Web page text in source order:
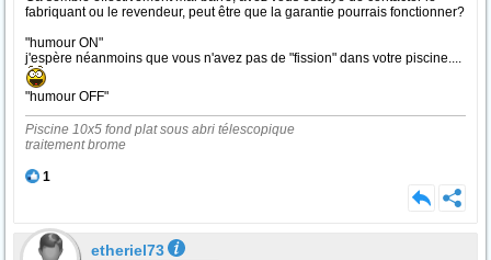
fabriquant ou le revendeur, peut être que la garantie pourrais fonctionner?
"humour ON"
j'espère néanmoins que vous n'avez pas de "fission" dans votre piscine....
"humour OFF"
Piscine 10x5 fond plat sous abri télescopique
traitement brome
1
etheriel73